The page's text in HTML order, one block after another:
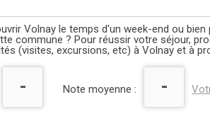
Volnay le temps d'un week-end ou bien
commune ? Pour réussir votre séjour,
(visites, excursions, etc) à Volnay et à
- Note moyenne : -